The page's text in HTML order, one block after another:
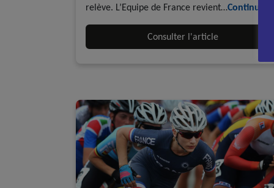
relève. L’Equipe de France revient…Continuer
Consulter l'article